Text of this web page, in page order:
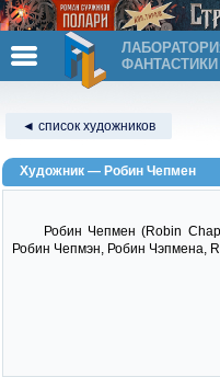
ФАНТАСТИКИ
◄ список художников
Художник — Робин Чепмен
Робин Чепмен (Robin
Робин Чепмэн, Робин Чэпмена,